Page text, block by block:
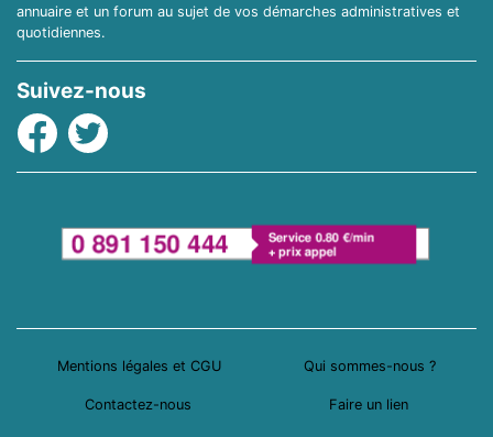
annuaire et un forum au sujet de vos démarches administratives et
quotidiennes.
Suivez-nous
Facebook
Twitter
Mentions légales et CGU Qui sommes-nous ?
Contactez-nous Faire un lien